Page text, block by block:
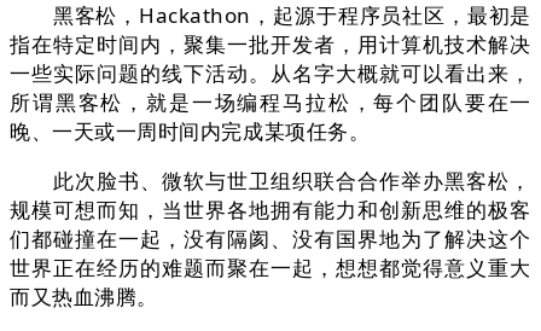
黑客松，Hackathon，起源于程序员社区，最初是
指在特定时间内，聚集一批开发者，用计算机技术解决
一些实际问题的线下活动。从名字大概就可以看出来，
所谓黑客松，就是一场编程马拉松，每个团队要在一
晚、一天或一周时间内完成某项任务。
此次脸书、微软与世卫组织联合合作举办黑客松，
规模可想而知，当世界各地拥有能力和创新思维的极客
们都碰撞在一起，没有隔阂、没有国界地为了解决这个
世界正在经历的难题而聚在一起，想想都觉得意义重大
而又热血沸腾。